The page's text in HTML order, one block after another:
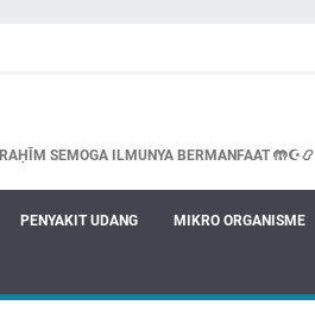
SEMOGA ILMUNYA BERMANFAAT 🤲☪📿
PENYAKIT UDANG MIKRO ORGANISME